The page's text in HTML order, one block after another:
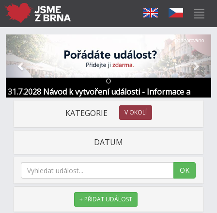
31.7.2028 Návod k vytvoření události - Informace a
kontakt
Předchozí Další
Sponzorováno
KATEGORIE V OKOLÍ
DATUM
OK
+ PŘIDAT UDÁLOST